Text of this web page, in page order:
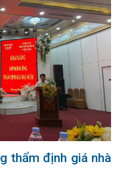
thẩm định giá nhà